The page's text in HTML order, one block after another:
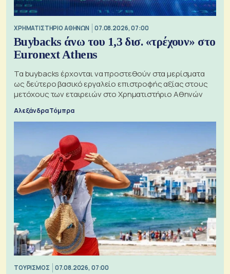
XΡΗΜΑΤΙΣΤΗΡΙΟ ΑΘΗΝΩΝ 07.08.2026, 07:00
Buybacks άνω του 1,3 δισ. «τρέχουν» στο
Euronext Athens
Τα buybacks έρχονται να προστεθούν στα μερίσματα
ως δεύτερο βασικό εργαλείο επιστροφής αξίας στους
μετόχους των εταιρειών στο Χρηματιστήριο Αθηνών
Αλεξάνδρα Τόμπρα
ΤΟΥΡΙΣΜΟΣ 07.08.2026, 07:00